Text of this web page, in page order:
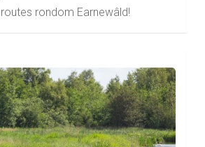
rondom Earnewâld!